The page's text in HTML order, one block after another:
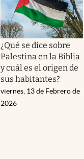
¿Qué se dice sobre
Palestina en la Biblia
y cuál es el origen de
sus habitantes?
viernes, 13 de Febrero de
2026